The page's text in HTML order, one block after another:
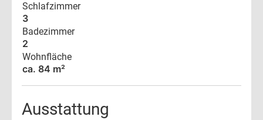
Schlafzimmer
3
Badezimmer
2
Wohnfläche
ca. 84 m²
Ausstattung